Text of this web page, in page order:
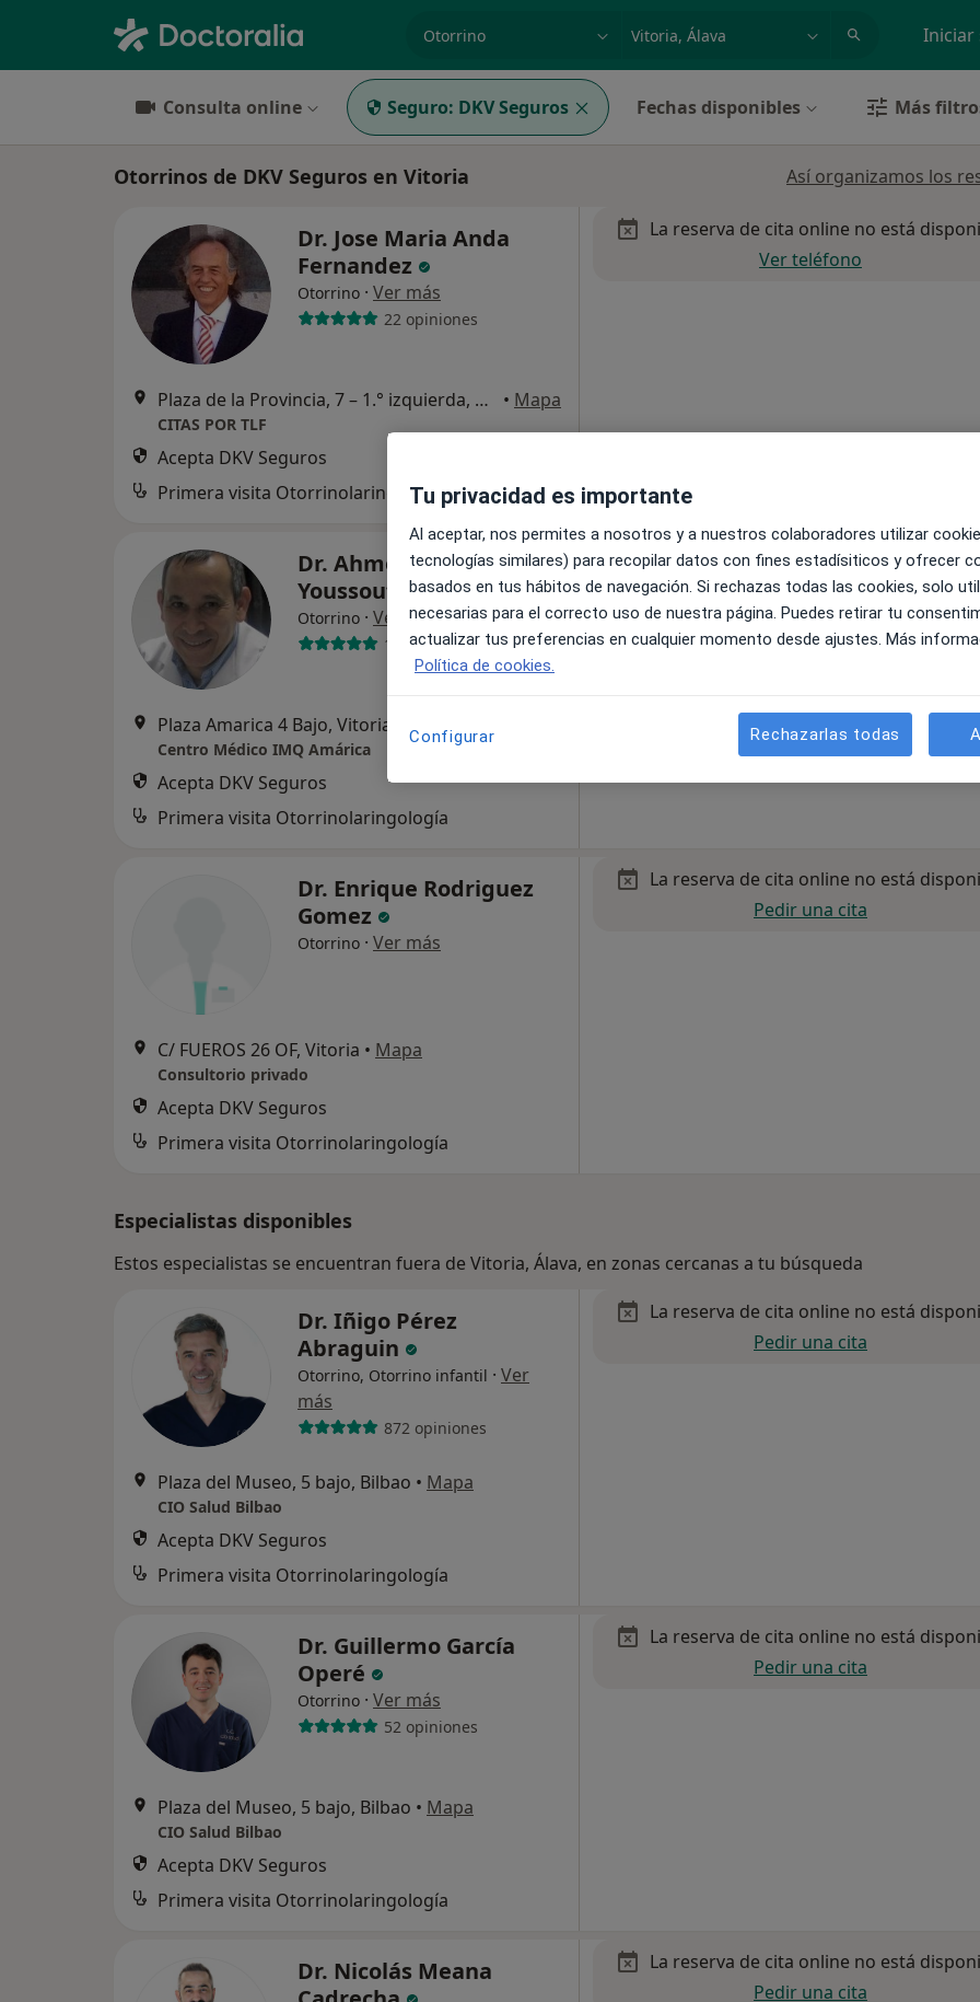
especialidad, enfermedad o nombre
p. ej. Madrid Iniciar
Consulta online Seguro: DKV Seguros Fechas disponibles Más
Otorrinos de DKV Seguros en Vitoria Así organizamos los
Dr. Jose Maria Anda
Fernandez
Otorrino · Ver más
22 opiniones
Plaza de la Provincia, 7 – 1.° izquierda, Vitoria • Mapa
CITAS POR TLF
Acepta DKV Seguros
Primera visita Otorrinolaringología
La reserva de cita online no está
Ver teléfono
Dr. Ahmed Salem
Youssouf
Otorrino · Ver más
17 opiniones
Plaza Amarica 4 Bajo, Vitoria Mapa
Centro Médico IMQ Amárica
Acepta DKV Seguros
Primera visita Otorrinolaringología
La reserva de cita online no está
Pedir una cita
Dr. Enrique Rodriguez
Gomez
Otorrino · Ver más
C/ FUEROS 26 OF, Vitoria • Mapa
Consultorio privado
Acepta DKV Seguros
Primera visita Otorrinolaringología
La reserva de cita online no está
Pedir una cita
Especialistas disponibles
Estos especialistas se encuentran fuera de Vitoria, Álava, en zonas cercanas a tu búsqueda
Dr. Iñigo Pérez
Abraguin
Otorrino, Otorrino infantil · Ver
más
872 opiniones
Plaza del Museo, 5 bajo, Bilbao • Mapa
CIO Salud Bilbao
Acepta DKV Seguros
Primera visita Otorrinolaringología
La reserva de cita online no está
Pedir una cita
Dr. Guillermo García
Operé
Otorrino · Ver más
52 opiniones
Plaza del Museo, 5 bajo, Bilbao • Mapa
CIO Salud Bilbao
Acepta DKV Seguros
Primera visita Otorrinolaringología
La reserva de cita online no está
Pedir una cita
Dr. Nicolás Meana
La reserva de cita online no está
Pedir una cita
Tu privacidad es importante
Al aceptar, nos permites a nosotros y a nuestros colaboradores utilizar
tecnologías similares) para recopilar datos con fines estadísiticos y ofrecer
basados en tus hábitos de navegación. Si rechazas todas las cookies, solo
necesarias para el correcto uso de nuestra página. Puedes retirar tu
actualizar tus preferencias en cualquier momento desde ajustes. Más
Política de cookies.
Configurar Rechazarlas todas